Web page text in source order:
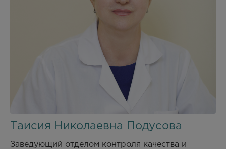
Таисия Николаевна Подусова
Заведующий отделом контроля качества и